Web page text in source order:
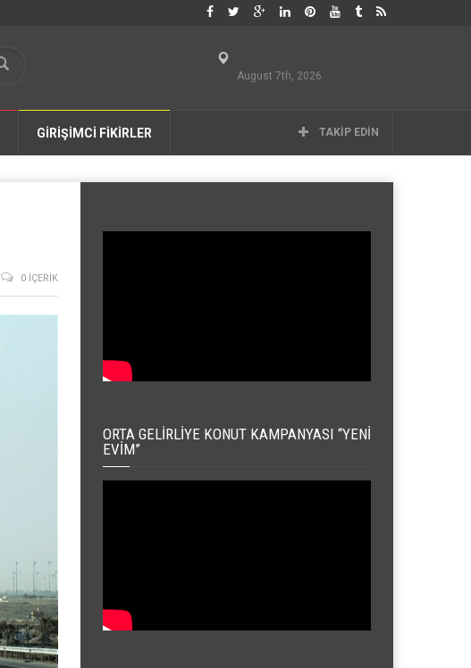
August 7th, 2026
GİRİŞİMCİ FİKİRLER TAKIP EDIN
0 İÇERIK
ORTA GELIRLIYE KONUT KAMPANYASI “YENI
EVIM”